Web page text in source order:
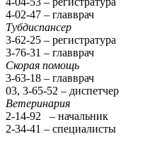
4-02-47 – главврач
Тубдиспансер
3-62-25 – регистратура
3-76-31 – главврач
Скорая помощь
3-63-18 – главврач
03, 3-65-52 – диспетчер
Ветеринария
2-14-92 – начальник
2-34-41 – специалисты